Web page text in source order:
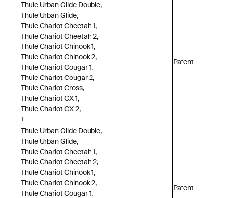
Thule Urban Glide Double,
Thule Urban Glide,
Thule Chariot Cheetah 1,
Thule Chariot Cheetah 2,
Thule Chariot Chinook 1,
Thule Chariot Chinook 2,
Thule Chariot Cougar 1,
Thule Chariot Cougar 2,
Thule Chariot Cross,
Thule Chariot CX 1,
Thule Chariot CX 2,
T
Patent
Thule Urban Glide Double,
Thule Urban Glide,
Thule Chariot Cheetah 1,
Thule Chariot Cheetah 2,
Thule Chariot Chinook 1,
Thule Chariot Chinook 2,
Thule Chariot Cougar 1,
Patent